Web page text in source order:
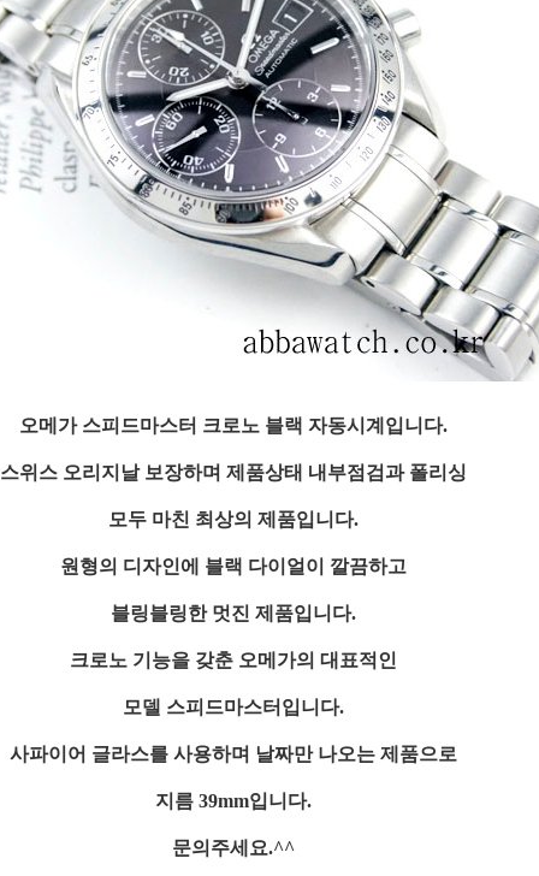
오메가 스피드마스터 크로노 블랙 자동시계입니다.
스위스 오리지날 보장하며 제품상태 내부점검과 폴리싱
모두 마친 최상의 제품입니다.
원형의 디자인에 블랙 다이얼이 깔끔하고
블링블링한 멋진 제품입니다.
크로노 기능을 갖춘 오메가의 대표적인
모델 스피드마스터입니다.
사파이어 글라스를 사용하며 날짜만 나오는 제품으로
지름 39mm입니다.
문의주세요.^^